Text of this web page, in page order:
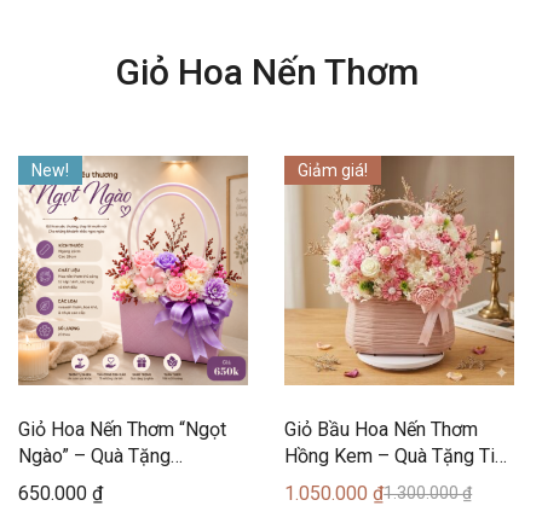
Giỏ Hoa Nến Thơm
New!
Giỏ Hoa Nến Thơm “Ngọt
Ngào” – Quà Tặng
Handmade Cao Cấp
650.000 ₫
Giảm giá!
Giỏ Bầu Hoa Nến Thơm
Hồng Kem – Quà Tặng Tinh
Tế Từ Nến Thơm Can Lãnh
1.300.000₫
1.050.000₫